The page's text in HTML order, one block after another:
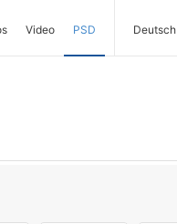
Video PSD Deutsch